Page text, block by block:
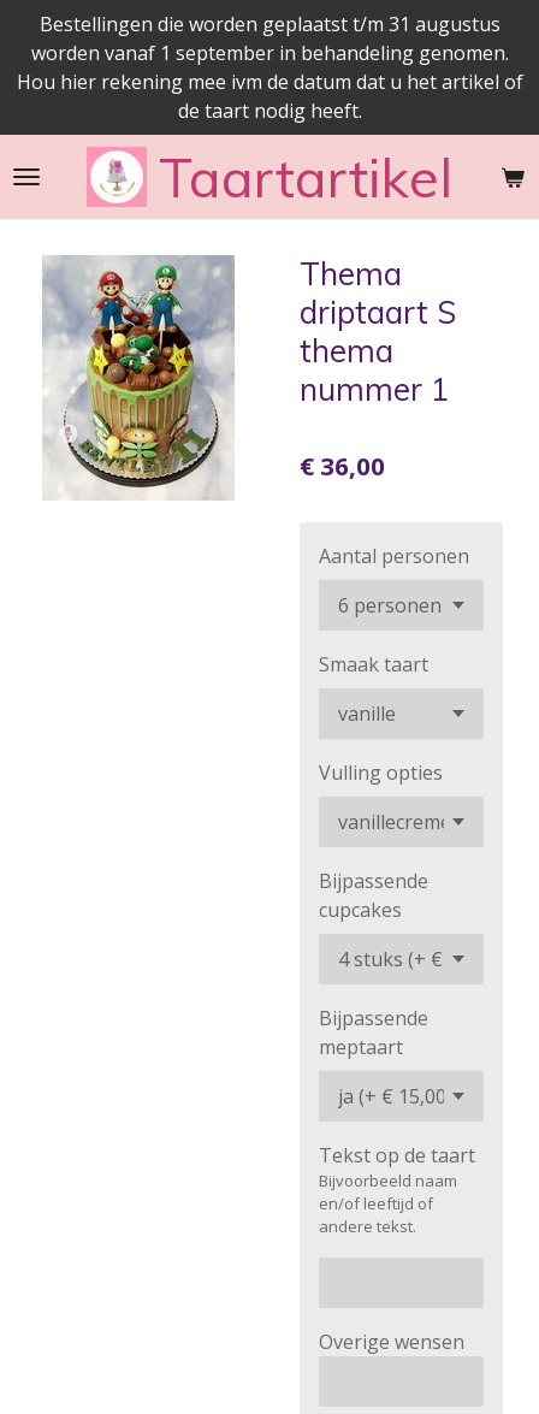
direct
naar
hoofdinhoud
Taartartikel
Bestellingen die worden geplaatst t/m 31 augustus
worden vanaf 1 september in behandeling genomen.
Hou hier rekening mee ivm de datum dat u het artikel of
de taart nodig heeft.
Thema
driptaart S
thema
nummer 1
€ 36,00
Aantal personen
Smaak taart
Vulling opties
Bijpassende
cupcakes
Bijpassende
meptaart
Tekst op de taart
Bijvoorbeeld naam
en/of leeftijd of
andere tekst.
Overige wensen